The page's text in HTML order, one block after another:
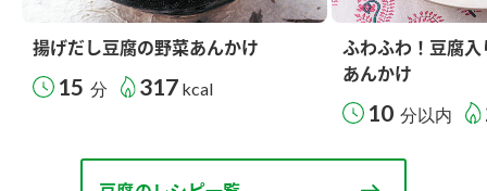
揚げだし豆腐の野菜あんかけ
15 分 317 kcal
ふわふわ！豆腐
あんかけ
10 分以内